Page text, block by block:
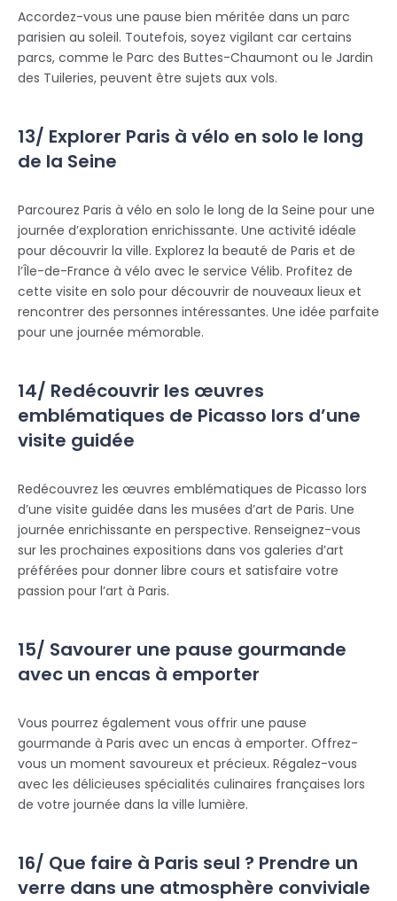
Accordez-vous une pause bien méritée dans un parc
parisien au soleil. Toutefois, soyez vigilant car certains
parcs, comme le Parc des Buttes-Chaumont ou le Jardin
des Tuileries, peuvent être sujets aux vols.
13/ Explorer Paris à vélo en solo le long
de la Seine
Parcourez Paris à vélo en solo le long de la Seine pour une
journée d’exploration enrichissante. Une activité idéale
pour découvrir la ville. Explorez la beauté de Paris et de
l’Île-de-France à vélo avec le service Vélib. Profitez de
cette visite en solo pour découvrir de nouveaux lieux et
rencontrer des personnes intéressantes. Une idée parfaite
pour une journée mémorable.
14/ Redécouvrir les œuvres
emblématiques de Picasso lors d’une
visite guidée
Redécouvrez les œuvres emblématiques de Picasso lors
d’une visite guidée dans les musées d’art de Paris. Une
journée enrichissante en perspective. Renseignez-vous
sur les prochaines expositions dans vos galeries d’art
préférées pour donner libre cours et satisfaire votre
passion pour l’art à Paris.
15/ Savourer une pause gourmande
avec un encas à emporter
Vous pourrez également vous offrir une pause
gourmande à Paris avec un encas à emporter. Offrez-
vous un moment savoureux et précieux. Régalez-vous
avec les délicieuses spécialités culinaires françaises lors
de votre journée dans la ville lumière.
16/ Que faire à Paris seul ? Prendre un
verre dans une atmosphère conviviale